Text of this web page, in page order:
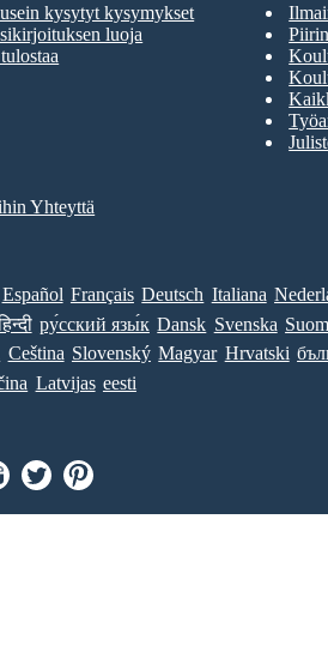
kysytyt kysymykset
luoja
Yhteyttä
Español Français Deutsch Italiana
ру́сский язы́к Dansk Svenska
Ceština Slovenský Magyar Hrvatski
Latvijas eesti